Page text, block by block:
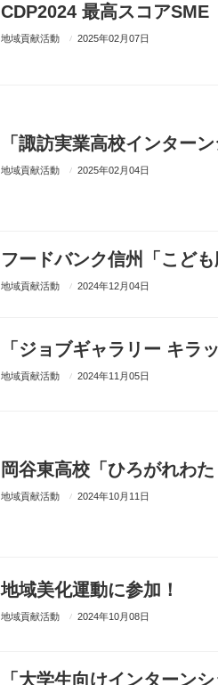
CDP2024 最高スコアSME
地域貢献活動 2025年02月07日
「諏訪実業高校インター
地域貢献活動 2025年02月04日
フードバンク信州「こど
地域貢献活動 2024年12月04日
「ジョブギャラリー キラ
地域貢献活動 2024年11月05日
岡谷東高校「ひろがれわ
地域貢献活動 2024年10月11日
地域美化運動に参加！
地域貢献活動 2024年10月08日
「大学生向けインターン